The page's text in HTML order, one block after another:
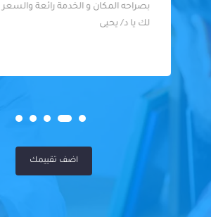
بصراحه المكان و الخدمة رائعة والسعر
لك يا د/ يحيى
اضف تقييمك